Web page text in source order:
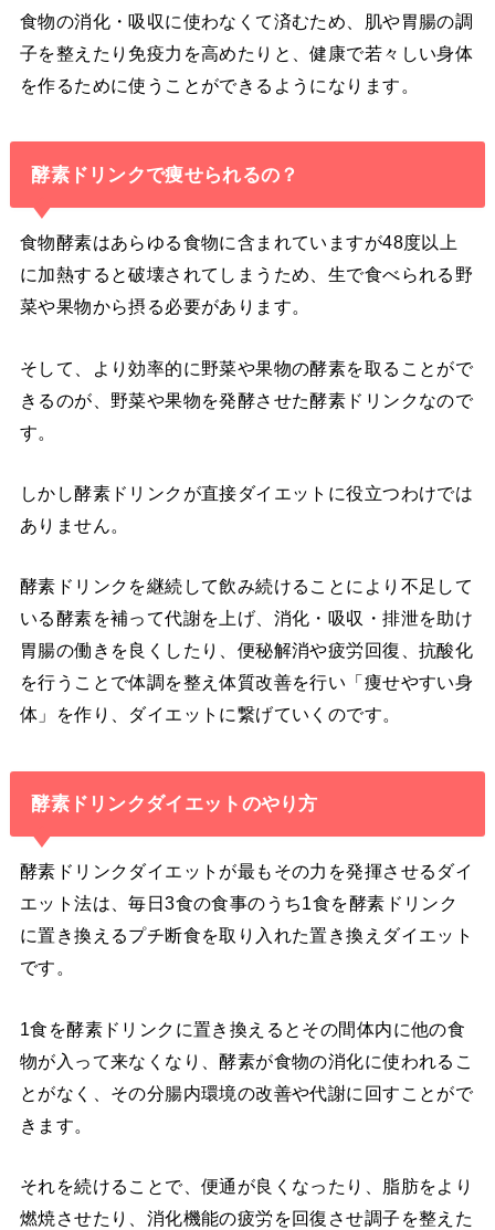
食物の消化・吸収に使わなくて済むため、肌や胃腸の調
子を整えたり免疫力を高めたりと、健康で若々しい身体
を作るために使うことができるようになります。
酵素ドリンクで痩せられるの？
食物酵素はあらゆる食物に含まれていますが48度以上
に加熱すると破壊されてしまうため、生で食べられる野
菜や果物から摂る必要があります。
そして、より効率的に野菜や果物の酵素を取ることがで
きるのが、野菜や果物を発酵させた酵素ドリンクなので
す。
しかし酵素ドリンクが直接ダイエットに役立つわけでは
ありません。
酵素ドリンクを継続して飲み続けることにより不足して
いる酵素を補って代謝を上げ、消化・吸収・排泄を助け
胃腸の働きを良くしたり、便秘解消や疲労回復、抗酸化
を行うことで体調を整え体質改善を行い「痩せやすい身
体」を作り、ダイエットに繋げていくのです。
酵素ドリンクダイエットのやり方
酵素ドリンクダイエットが最もその力を発揮させるダイ
エット法は、毎日3食の食事のうち1食を酵素ドリンク
に置き換えるプチ断食を取り入れた置き換えダイエット
です。
1食を酵素ドリンクに置き換えるとその間体内に他の食
物が入って来なくなり、酵素が食物の消化に使われるこ
とがなく、その分腸内環境の改善や代謝に回すことがで
きます。
それを続けることで、便通が良くなったり、脂肪をより
燃焼させたり、消化機能の疲労を回復させ調子を整えた